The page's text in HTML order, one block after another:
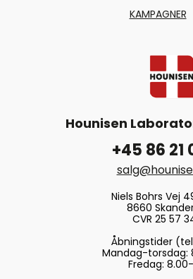
KAMPAGNER
Hounisen
+45 86 21
Niels Bohrs Vej
8660
CVR 25 57
Åbningstider
Mandag-torsdag:
Fredag: 8.00-